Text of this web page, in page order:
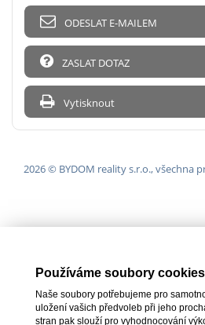
ODESLAT E-MAILEM
ZASLAT DOTAZ
Vytisknout
2026 © BYDOM reality s.r.o., všechna
Používáme soubory cookies
Naše soubory potřebujeme pro
uložení vašich předvoleb při jeho
stran pak slouží pro vyhodnocování